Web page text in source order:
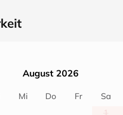
steht eine Schlafcouch zur
August 2026
Mi Do Fr Sa
1